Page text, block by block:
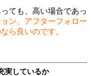
ても、高い場合であっ
ン、アフターフォロー
ら良いのです。
実しているか